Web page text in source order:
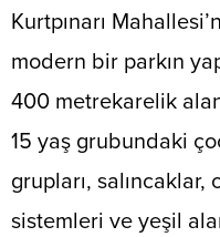
Kurtpınarı
modern bir parkın
400 metrekarelik
15 yaş grubundaki
grupları, salıncaklar,
sistemleri ve yeşil